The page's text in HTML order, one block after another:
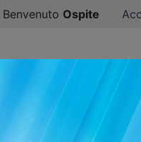
Benvenuto Ospite
#ILOVEMANGA